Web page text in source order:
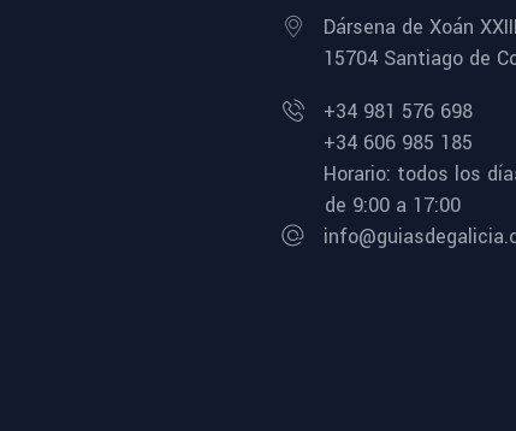
Dársena de Xoán
15704 Santiago de
+34 981 576 698
+34 606 985 185
Horario: todos los
de 9:00 a 17:00